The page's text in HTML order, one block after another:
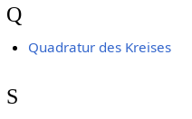
Q
Quadratur des Kreises
S